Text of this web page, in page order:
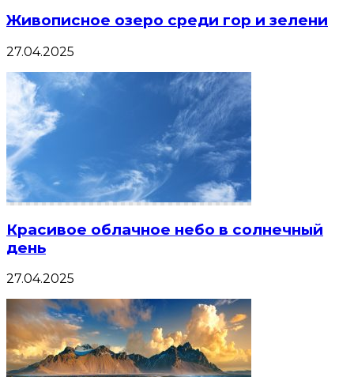
Живописное озеро среди гор и зелени
27.04.2025
Красивое облачное небо в солнечный
день
27.04.2025